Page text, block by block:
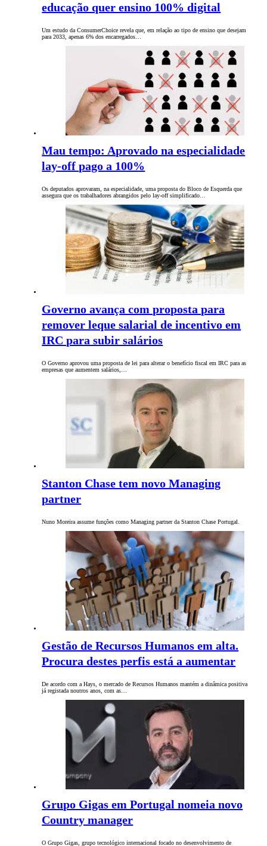
educação quer ensino 100% digital
Um estudo da ConsumerChoice revela que, em relação ao tipo de ensino que desejam
para 2033, apenas 6% dos encarregados…
Mau tempo: Aprovado na especialidade
lay-off pago a 100%
Os deputados aprovaram, na especialidade, uma proposta do Bloco de Esquerda que
assegura que os trabalhadores abrangidos pelo lay-off simplificado…
Governo avança com proposta para
remover leque salarial de incentivo em
IRC para subir salários
O Governo aprovou uma proposta de lei para alterar o benefício fiscal em IRC para as
empresas que aumentem salários,…
Stanton Chase tem novo Managing
partner
Nuno Moreira assume funções como Managing partner da Stanton Chase Portugal.
Gestão de Recursos Humanos em alta.
Procura destes perfis está a aumentar
De acordo com a Hays, o mercado de Recursos Humanos mantém a dinâmica positiva
já registada noutros anos, com as…
Grupo Gigas em Portugal nomeia novo
Country manager
O Grupo Gigas, grupo tecnológico internacional focado no desenvolvimento de